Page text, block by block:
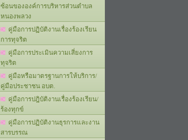
ซ้อนขององค์การบริหารส่วนตำบล
หนองพลวง
คู่มือการปฏิบัติงานเรื่องร้องเรียน
การทุจริต
คู่มือการประเมินความเสี่ยงการ
ทุจริต
คู่มือหรือมาตรฐานการให้บริการ/
คู่มือประชาชน อบต.
คู่มือการปฎิบัติงานเรื่องร้องเรียน/
ร้องทุกข์
คู่มือการปฏิบัติงานธุรการและงาน
สารบรรณ